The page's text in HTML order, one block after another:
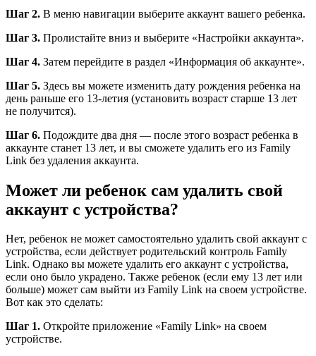
Шаг 2. В меню навигации выберите аккаунт вашего ребенка.
Шаг 3. Пролистайте вниз и выберите «Настройки аккаунта».
Шаг 4. Затем перейдите в раздел «Информация об аккаунте».
Шаг 5. Здесь вы можете изменить дату рождения ребенка на
день раньше его 13-летия (установить возраст старше 13 лет
не получится).
Шаг 6. Подождите два дня — после этого возраст ребенка в
аккаунте станет 13 лет, и вы сможете удалить его из Family
Link без удаления аккаунта.
Может ли ребенок сам удалить свой
аккаунт с устройства?
Нет, ребенок не может самостоятельно удалить свой аккаунт с
устройства, если действует родительский контроль Family
Link. Однако вы можете удалить его аккаунт с устройства,
если оно было украдено. Также ребенок (если ему 13 лет или
больше) может сам выйти из Family Link на своем устройстве.
Вот как это сделать:
Шаг 1. Откройте приложение «Family Link» на своем
устройстве.